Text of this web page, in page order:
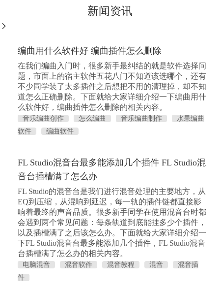
新闻资讯
编曲用什么软件好 编曲插件怎么删除
在我们编曲入门时，很多新手最纠结的就是软件选择问
题，市面上的宿主软件五花八门不知道该选哪个，还有
不少同学装了太多插件之后想把不用的清理掉，却不知
道怎么正确删除。下面就给大家详细介绍一下编曲用什
么软件好，编曲插件怎么删除的相关内容。
音乐编曲创作 怎么编曲 音乐编曲制作
水果编曲
软件
编曲软件
FL Studio混音台最多能添加几个插件 FL Studio混
音台插槽满了怎么办
FL Studio的混音台是我们进行混音处理的主要地方，从
EQ到压缩，从混响到延迟，每一轨的插件链都直接影
响着最终的声音品质。很多新手同学在使用混音台时都
会遇到两个常见问题：每条轨道到底能挂多少个插件，
以及插槽满了之后该怎么办。下面就给大家详细介绍一
下FL Studio混音台最多能添加几个插件，FL Studio混音
台插槽满了怎么办的相关内容。
电脑混音 混音软件 混音教程 混音
混音插
件